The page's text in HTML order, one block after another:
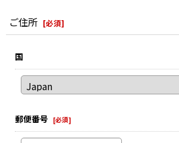
ご住所 [必須]
国
郵便番号 [必須]